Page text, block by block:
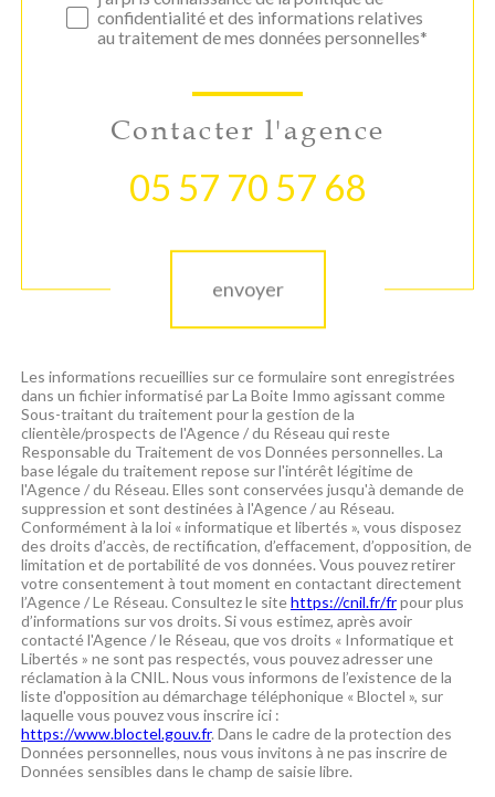
confidentialité et des informations relatives
au traitement de mes données personnelles*
Contacter l'agence
05 57 70 57 68
envoyer
Les informations recueillies sur ce formulaire sont enregistrées
dans un fichier informatisé par La Boite Immo agissant comme
Sous-traitant du traitement pour la gestion de la
clientèle/prospects de l'Agence / du Réseau qui reste
Responsable du Traitement de vos Données personnelles. La
base légale du traitement repose sur l'intérêt légitime de
l'Agence / du Réseau. Elles sont conservées jusqu'à demande de
suppression et sont destinées à l'Agence / au Réseau.
Conformément à la loi « informatique et libertés », vous disposez
des droits d’accès, de rectification, d’effacement, d’opposition, de
limitation et de portabilité de vos données. Vous pouvez retirer
votre consentement à tout moment en contactant directement
l’Agence / Le Réseau. Consultez le sitehttps://cnil.fr/frpour plus
d’informations sur vos droits. Si vous estimez, après avoir
contacté l'Agence / le Réseau, que vos droits « Informatique et
Libertés » ne sont pas respectés, vous pouvez adresser une
réclamation à la CNIL. Nous vous informons de l’existence de la
liste d'opposition au démarchage téléphonique « Bloctel », sur
laquelle vous pouvez vous inscrire ici :
https://www.bloctel.gouv.fr. Dans le cadre de la protection des
Données personnelles, nous vous invitons à ne pas inscrire de
Données sensibles dans le champ de saisie libre.